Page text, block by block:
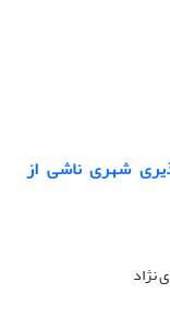
شهری ناشی از
نژاد